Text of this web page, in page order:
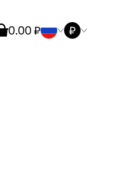
0.00₽ ₽